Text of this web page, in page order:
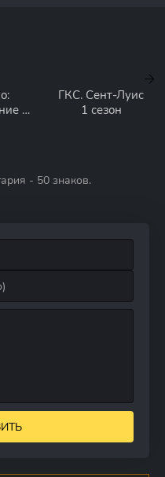
из
ГКС. Сент-Луис
1 сезон
- 50 знаков.